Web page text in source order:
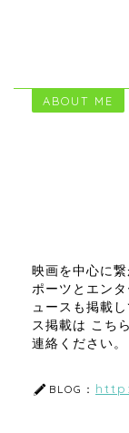
ABOUT ME
映画を中心に
ポーツとエン
ュースも掲載
ス掲載は こち
連絡ください。
BLOG：